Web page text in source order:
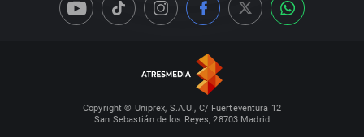
Copyright © Uniprex, S.A.U., C/ Fuerteventura 12
San Sebastián de los Reyes, 28703 Madrid